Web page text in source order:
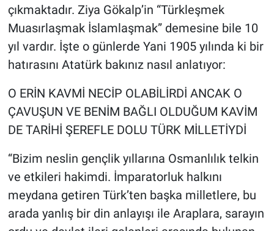
çıkmaktadır. Ziya Gökalp’in “Türkleşmek
Muasırlaşmak İslamlaşmak” demesine bile 10
yıl vardır. İşte o günlerde Yani 1905 yılında ki bir
hatırasını Atatürk bakınız nasıl anlatıyor:
O ERİN KAVMİ NECİP OLABİLİRDİ ANCAK O
ÇAVUŞUN VE BENİM BAĞLI OLDUĞUM KAVİM
DE TARİHİ ŞEREFLE DOLU TÜRK MİLLETİYDİ
“Bizim neslin gençlik yıllarına Osmanlılık telkin
ve etkileri hakimdi. İmparatorluk halkını
meydana getiren Türk’ten başka milletlere, bu
arada yanlış bir din anlayışı ile Araplara, sarayın